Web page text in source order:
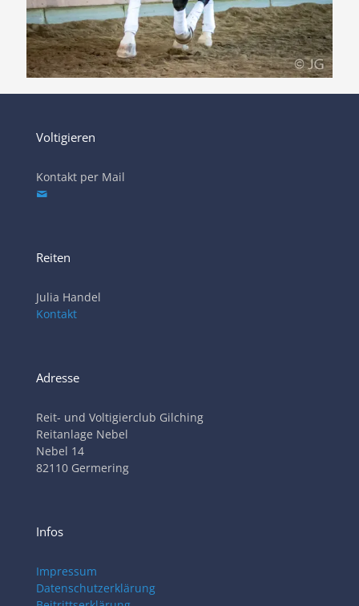
Voltigieren
Kontakt per Mail
Reiten
Julia Handel
Kontakt
Adresse
Reit- und Voltigierclub Gilching
Reitanlage Nebel
Nebel 14
82110 Germering
Infos
Impressum
Datenschutzerklärung